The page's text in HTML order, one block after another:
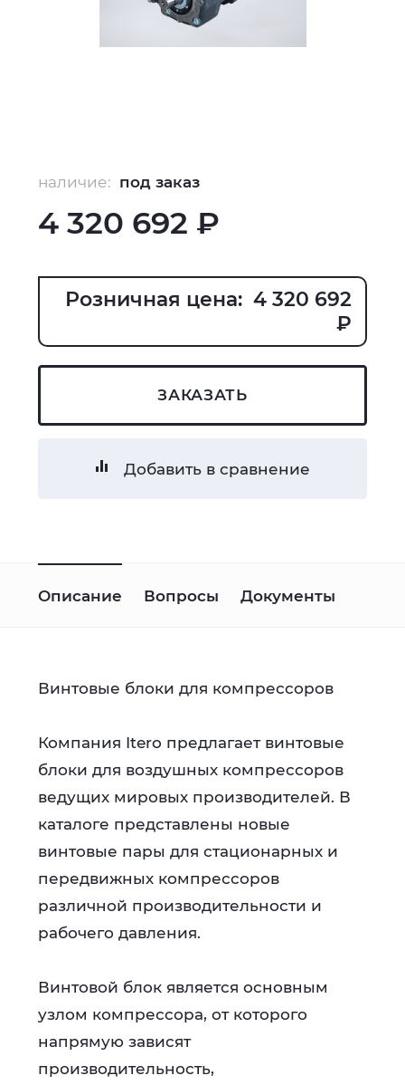
наличие: под заказ
4 320 692 ₽
Розничная цена: 4 320 692
₽
ЗАКАЗАТЬ
Добавить в сравнение
Описание Вопросы Документы
Винтовые блоки для компрессоров
Компания Itero предлагает винтовые
блоки для воздушных компрессоров
ведущих мировых производителей. В
каталоге представлены новые
винтовые пары для стационарных и
передвижных компрессоров
различной производительности и
рабочего давления.
Винтовой блок является основным
узлом компрессора, от которого
напрямую зависят
производительность,